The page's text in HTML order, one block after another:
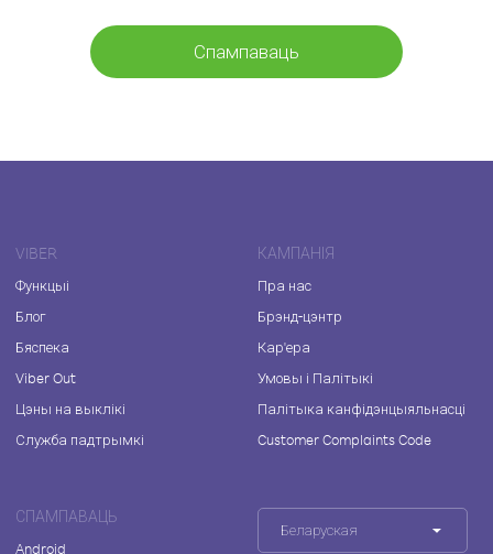
Спампаваць
VIBER
Функцыі
Блог
Бяспека
Viber Out
Цэны на выклікі
Служба падтрымкі
КАМПАНІЯ
Пра нас
Брэнд-цэнтр
Кар'ера
Умовы і Палітыкі
Палітыка канфідэнцыяльнасці
Customer Complaints Code
СПАМПАВАЦЬ
Android
Беларуская